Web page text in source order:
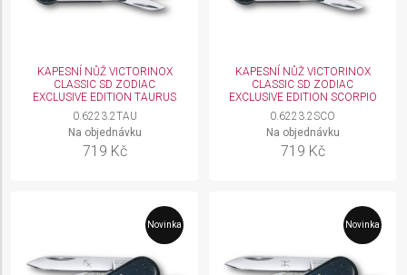
KAPESNÍ NŮŽ VICTORINOX
CLASSIC SD ZODIAC
EXCLUSIVE EDITION TAURUS
0.6223.2TAU
Na objednávku
719 Kč
KAPESNÍ NŮŽ VICTORINOX
CLASSIC SD ZODIAC
EXCLUSIVE EDITION SCORPIO
0.6223.2SCO
Na objednávku
719 Kč
Novinka Novinka